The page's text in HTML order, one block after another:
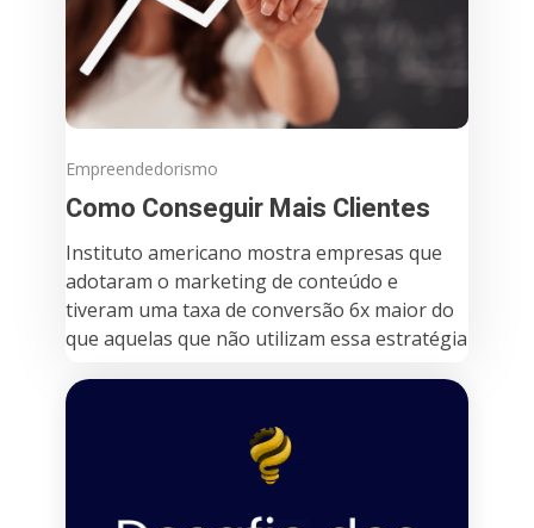
Empreendedorismo
Como Conseguir Mais Clientes
Instituto americano mostra empresas que
adotaram o marketing de conteúdo e
tiveram uma taxa de conversão 6x maior do
que aquelas que não utilizam essa estratégia